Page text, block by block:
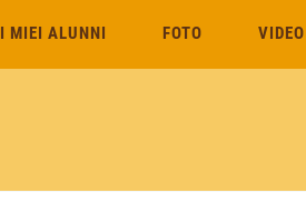
I MIEI ALUNNI FOTO VIDEO